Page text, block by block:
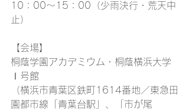
10：00～15：00（少雨決行・荒天中
止）
【会場】
桐蔭学園アカデミウム・桐蔭横浜大学
Ⅰ号館
（横浜市青葉区鉄町1614番地／東急田
園都市線「青葉台駅」、「市が尾